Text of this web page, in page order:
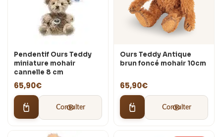
Pendentif Ours Teddy
miniature mohair
cannelle 8 cm
65,90€
Consulter
Ours Teddy Antique
brun foncé mohair 10cm
65,90€
Consulter